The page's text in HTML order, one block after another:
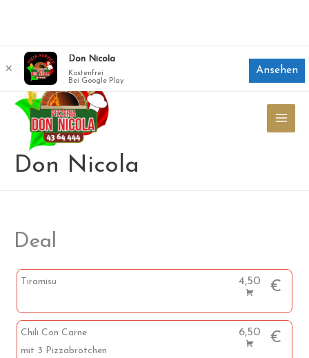
Inhalt
springen
Don Nicola
Deal
Tiramisu 4,50 €
Chili Con Carne 6,50 €
mit 3 Pizzabrötchen
✕
Don Nicola
Kostenfrei
Bei Google Play
Ansehen